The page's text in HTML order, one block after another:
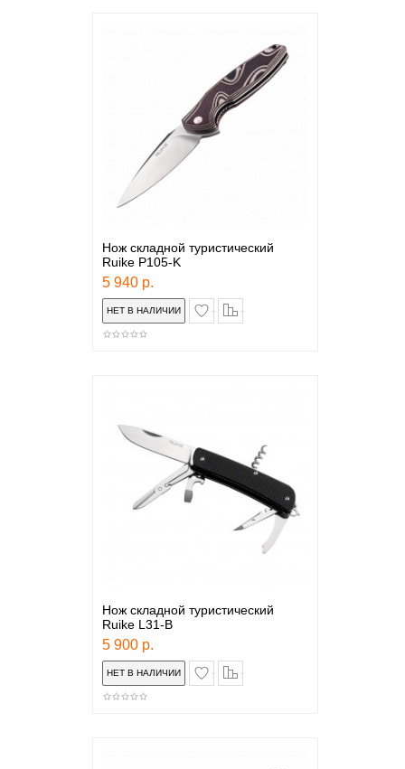
Нож складной туристический
Ruike P105-K
5 940 р.
в закладки
Нож складной туристический
Ruike L31-B
5 900 р.
в закладки